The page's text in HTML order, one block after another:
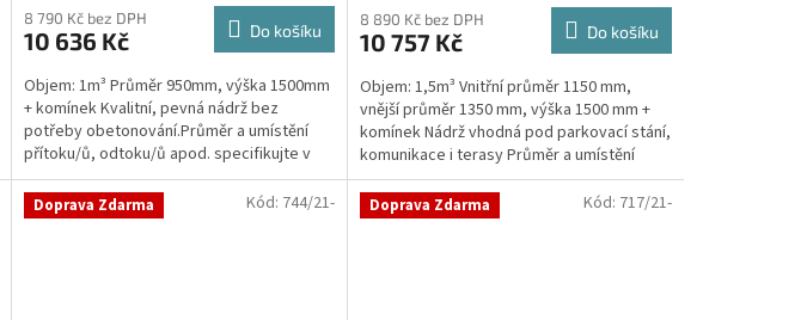
produktu
je
z
5
hvězdiček.
8 790 Kč bez DPH
10 636 Kč Do košíku
Objem: 1m³ Průměr 950mm, výška 1500mm
+ komínek Kvalitní, pevná nádrž bez
potřeby obetonování.Průměr a umístění
přítoku/ů, odtoku/ů apod. specifikujte v
poznámce (poslední krok...
8 890 Kč bez DPH
10 757 Kč Do košíku
Objem: 1,5m³ Vnitřní průměr 1150 mm,
vnější průměr 1350 mm, výška 1500 mm +
komínek Nádrž vhodná pod parkovací stání,
komunikace i terasy Průměr a umístění
přítoku/ů, odtoku/ů...
Doprava Zdarma Kód: 744/21- Doprava Zdarma Kód: 717/21-